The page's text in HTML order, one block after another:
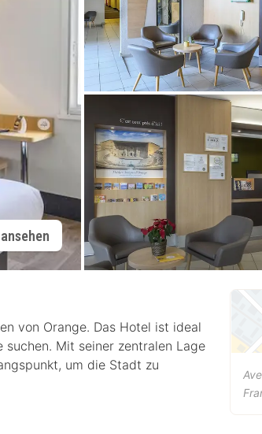
von Orange. Das Hotel ist ideal
Mit seiner zentralen Lage
um die Stadt zu